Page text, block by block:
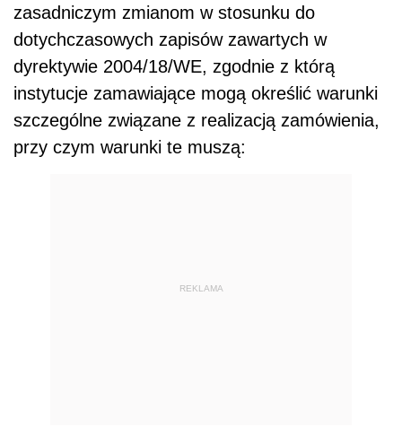
zasadniczym zmianom w stosunku do
dotychczasowych zapisów zawartych w
dyrektywie 2004/18/WE, zgodnie z którą
instytucje zamawiające mogą określić warunki
szczególne związane z realizacją zamówienia,
przy czym warunki te muszą:
REKLAMA